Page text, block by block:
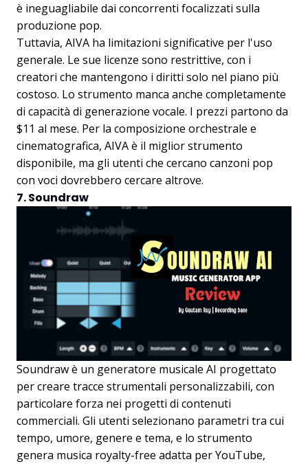
è ineguagliabile dai concorrenti focalizzati sulla
produzione pop.
Tuttavia, AIVA ha limitazioni significative per l'uso
generale. Le sue licenze sono restrittive, con i
creatori che mantengono i diritti solo nel piano più
costoso. Lo strumento manca anche completamente
di capacità di generazione vocale. I prezzi partono da
$11 al mese. Per la composizione orchestrale e
cinematografica, AIVA è il miglior strumento
disponibile, ma gli utenti che cercano canzoni pop
con voci dovrebbero cercare altrove.
7. Soundraw
Soundraw è un generatore musicale AI progettato
per creare tracce strumentali personalizzabili, con
particolare forza nei progetti di contenuti
commerciali. Gli utenti selezionano parametri tra cui
tempo, umore, genere e tema, e lo strumento
genera musica royalty-free adatta per YouTube,